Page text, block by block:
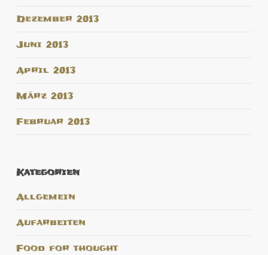
Dezember 2013
Juni 2013
April 2013
März 2013
Februar 2013
Kategorien
Allgemein
Aufarbeiten
Food for thought